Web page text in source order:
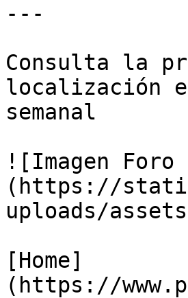
---
Consulta la
localización
semanal
![Imagen Foro
(https://
uploads/
[Home]
(https://